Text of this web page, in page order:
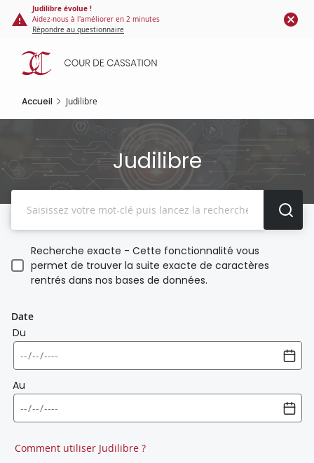
Panneau de gestion des cookies
contenu
principal
Judilibre évolue !
Aidez-nous à l'améliorer en 2 minutes
Répondre au questionnaire
Accueil Judilibre
Judilibre
Recherche exacte - Cette fonctionnalité vous
permet de trouver la suite exacte de caractères
rentrés dans nos bases de données.
Date
Du
Au
Comment utiliser Judilibre ?